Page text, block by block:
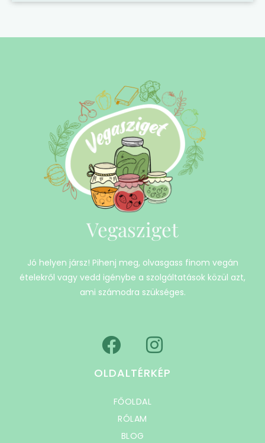
Vegasziget
Jó helyen jársz! Pihenj meg, olvasgass finom vegán
ételekről vagy vedd igénybe a szolgáltatások közül azt,
ami számodra szükséges.
OLDALTÉRKÉP
FŐOLDAL
RÓLAM
BLOG